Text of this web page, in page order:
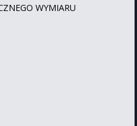
WYMIARU